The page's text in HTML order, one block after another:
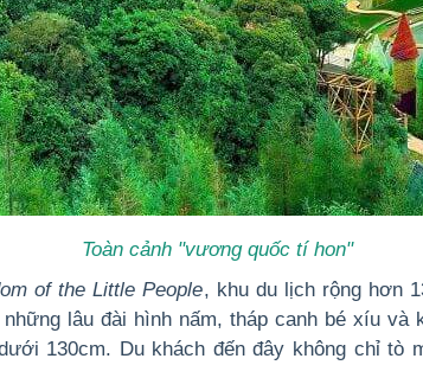
Toàn cảnh "vương quốc tí hon"
of the Little People, khu du lịch rộng hơn
lâu đài hình nấm, tháp canh bé xíu và
130cm. Du khách đến đây không chỉ tò